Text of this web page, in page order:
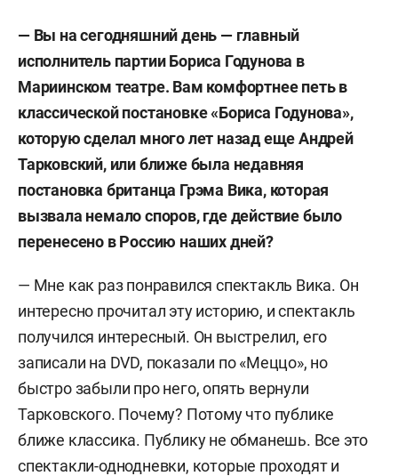
— Вы на сегодняшний день — главный
исполнитель партии Бориса Годунова в
Мариинском театре. Вам комфортнее петь в
классической постановке «Бориса Годунова»,
которую сделал много лет назад еще Андрей
Тарковский, или ближе была недавняя
постановка британца Грэма Вика, которая
вызвала немало споров, где действие было
перенесено в Россию наших дней?
— Мне как раз понравился спектакль Вика. Он
интересно прочитал эту историю, и спектакль
получился интересный. Он выстрелил, его
записали на DVD, показали по «Меццо», но
быстро забыли про него, опять вернули
Тарковского. Почему? Потому что публике
ближе классика. Публику не обманешь. Все это
спектакли-однодневки, которые проходят и